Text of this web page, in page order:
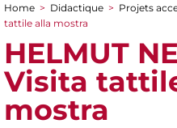
You are here
Home > Didactique > Projets
tattile alla mostra
HELMUT
Visita
mostra